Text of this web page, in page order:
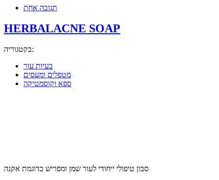
תגובה אחת
HERBALACNE SOAP
בקטגוריה:
בעיות עור
מטפלים ומעסים
ספא וקוסמטיקה
סבון טיפולי ייחודי לעור שמן ומפריש כדוגמת אקנה